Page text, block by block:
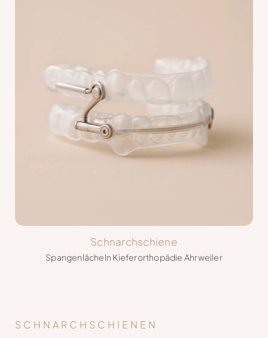
Schnarchschiene
Spangenlächeln Kieferorthopädie Ahrweiler
SCHNARCHSCHIENEN